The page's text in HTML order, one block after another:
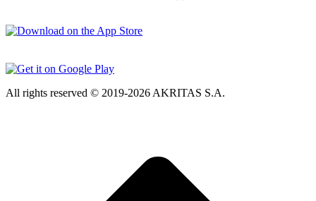
All rights reserved © 2019-2026 AKRITAS S.A.